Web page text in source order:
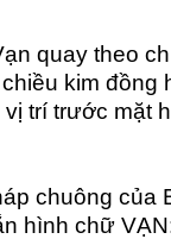
quay theo
kim đồng
trí trước mặt
chuông của
hình chữ